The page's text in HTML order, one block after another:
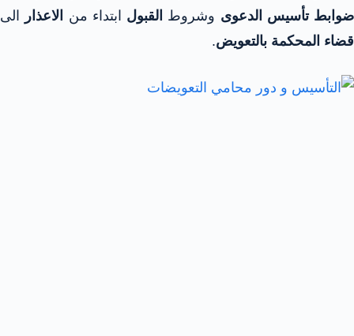
ضوابط تأسيس الدعوى وشروط القبول ابتداء من الاعذار
الى
قضاء المحكمة بالتعويض.